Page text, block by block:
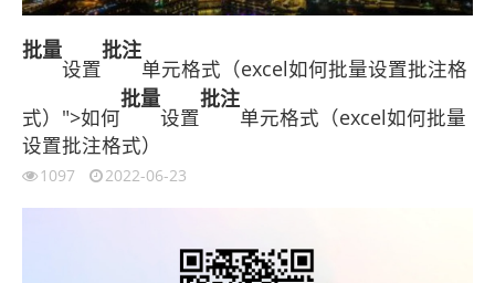
批量
设置
批注
单元格式（excel如何批量设置批注格
式）">如何
批量
设置
批注
单元格式（excel如何批量
设置批注格式）
1097 2022-06-23